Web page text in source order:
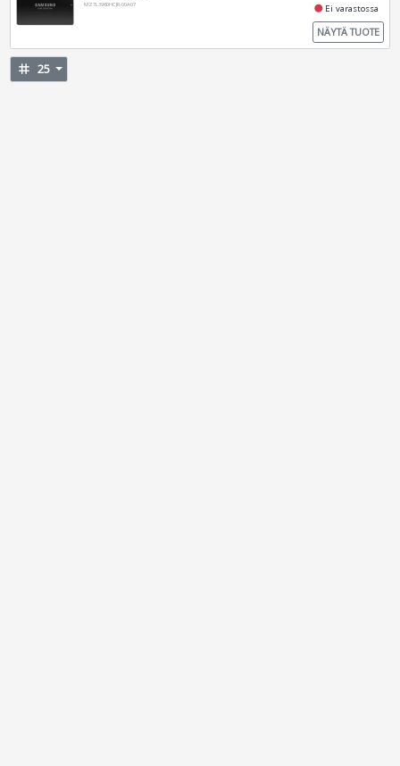
MZ7L3960HCJR-00A07 fiber_manual_record Ei varastossa
NÄYTÄ TUOTE
tag 25